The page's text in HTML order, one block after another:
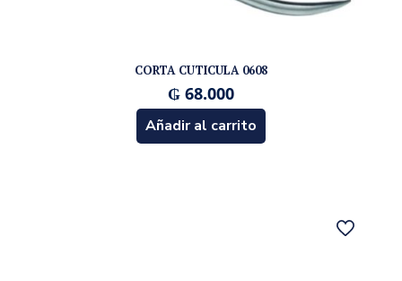
CORTA CUTICULA 0608
₲ 68.000
Añadir al carrito